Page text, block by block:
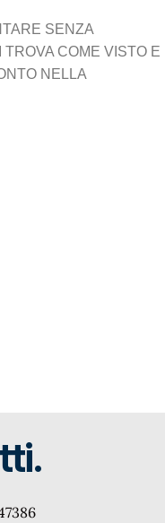
SENZA
COME VISTO E
NELLA